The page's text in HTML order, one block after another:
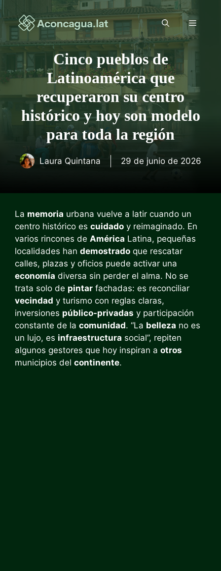
al
contenido
Menú
Cinco pueblos de
Latinoamérica que
recuperaron su centro
histórico y hoy son modelo
para toda la región
Laura Quintana 29 de junio de 2026
La memoria urbana vuelve a latir cuando un
centro histórico es cuidado y reimaginado. En
varios rincones de América Latina, pequeñas
localidades han demostrado que rescatar
calles, plazas y oficios puede activar una
economía diversa sin perder el alma. No se
trata solo de pintar fachadas: es reconciliar
vecindad y turismo con reglas claras,
inversiones público-privadas y participación
constante de la comunidad. “La belleza no es
un lujo, es infraestructura social”, repiten
algunos gestores que hoy inspiran a otros
municipios del continente.